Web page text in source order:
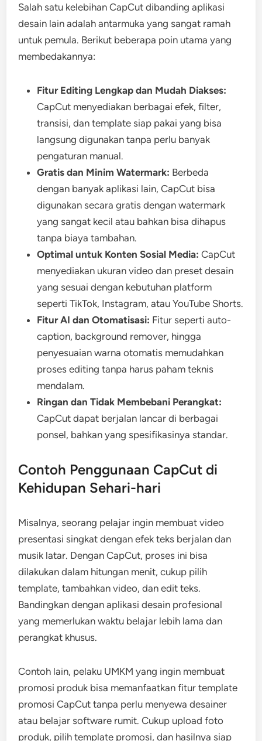
Salah satu kelebihan CapCut dibanding aplikasi
desain lain adalah antarmuka yang sangat ramah
untuk pemula. Berikut beberapa poin utama yang
membedakannya:
Fitur Editing Lengkap dan Mudah Diakses:
CapCut menyediakan berbagai efek, filter,
transisi, dan template siap pakai yang bisa
langsung digunakan tanpa perlu banyak
pengaturan manual.
Gratis dan Minim Watermark: Berbeda
dengan banyak aplikasi lain, CapCut bisa
digunakan secara gratis dengan watermark
yang sangat kecil atau bahkan bisa dihapus
tanpa biaya tambahan.
Optimal untuk Konten Sosial Media: CapCut
menyediakan ukuran video dan preset desain
yang sesuai dengan kebutuhan platform
seperti TikTok, Instagram, atau YouTube Shorts.
Fitur AI dan Otomatisasi: Fitur seperti auto-
caption, background remover, hingga
penyesuaian warna otomatis memudahkan
proses editing tanpa harus paham teknis
mendalam.
Ringan dan Tidak Membebani Perangkat:
CapCut dapat berjalan lancar di berbagai
ponsel, bahkan yang spesifikasinya standar.
Contoh Penggunaan CapCut di
Kehidupan Sehari-hari
Misalnya, seorang pelajar ingin membuat video
presentasi singkat dengan efek teks berjalan dan
musik latar. Dengan CapCut, proses ini bisa
dilakukan dalam hitungan menit, cukup pilih
template, tambahkan video, dan edit teks.
Bandingkan dengan aplikasi desain profesional
yang memerlukan waktu belajar lebih lama dan
perangkat khusus.
Contoh lain, pelaku UMKM yang ingin membuat
promosi produk bisa memanfaatkan fitur template
promosi CapCut tanpa perlu menyewa desainer
atau belajar software rumit. Cukup upload foto
produk, pilih template promosi, dan hasilnya siap